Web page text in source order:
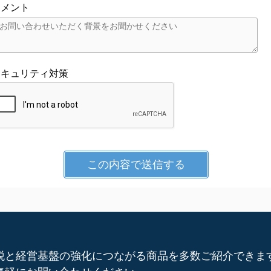
ント
ュリティ対策
と経営基盤の強化につながる商品を多数ご紹介できま